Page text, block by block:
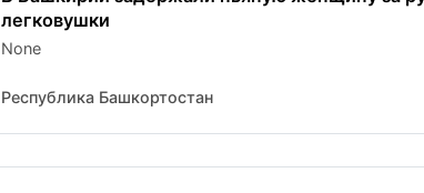
легковушки
None
Республика Башкортостан